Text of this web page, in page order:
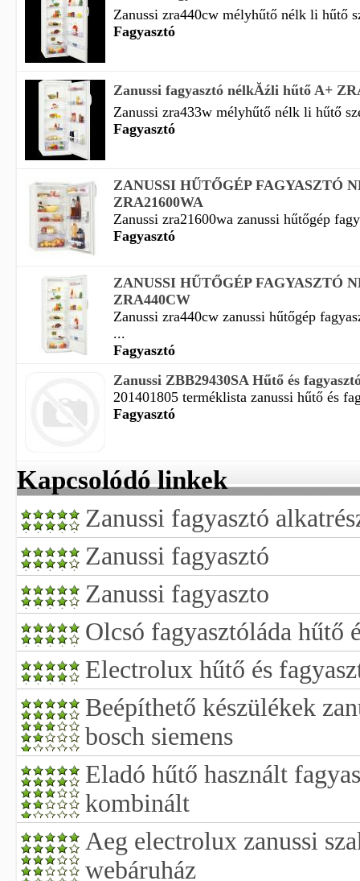
Zanussi zra440cw mélyhűtő nélk li hűtő
Fagyasztó
Zanussi fagyasztó nélkĂźli hűtő A+
Zanussi zra433w mélyhűtő nélk li hűtő
Fagyasztó
ZANUSSI HŰTŐGÉP FAGYASZTÓ
ZRA21600WA
Zanussi zra21600wa zanussi hűtőgép
Fagyasztó
ZANUSSI HŰTŐGÉP FAGYASZTÓ
ZRA440CW
Zanussi zra440cw zanussi hűtőgép
...
Fagyasztó
Zanussi ZBB29430SA Hűtő és
201401805 terméklista zanussi hűtő és
Fagyasztó
Kapcsolódó linkek
Zanussi fagyasztó
Zanussi fagyasztó
Zanussi fagyaszto
Olcsó fagyasztóláda hűtő
Electrolux hűtő és
Beépíthető készülékek
bosch siemens
Eladó hűtő használt
kombinált
Aeg electrolux zanussi
webáruház